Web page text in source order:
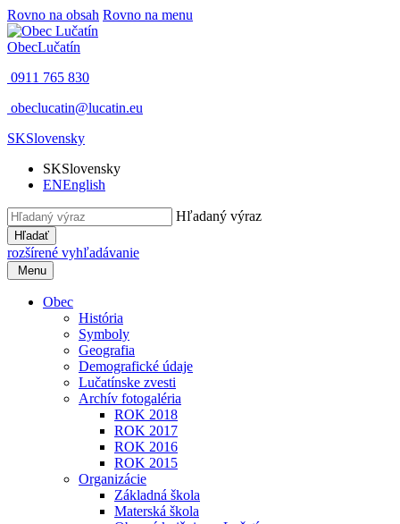
Rovno na obsah Rovno na menu
ObecLučatín
0911 765 830
obeclucatin@lucatin.eu
SKSlovensky
SKSlovensky
ENEnglish
Hľadaný výraz
Hľadať
rozšírené vyhľadávanie
Menu
Obec
História
Symboly
Geografia
Demografické údaje
Lučatínske zvesti
Archív fotogaléria
ROK 2018
ROK 2017
ROK 2016
ROK 2015
Organizácie
Základná škola
Materská škola